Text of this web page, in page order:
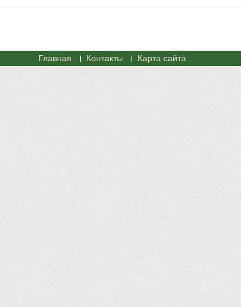
Главная Контакты Карта сайта